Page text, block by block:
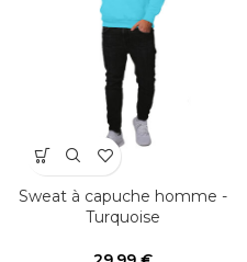
Sweat à capuche homme -
Turquoise